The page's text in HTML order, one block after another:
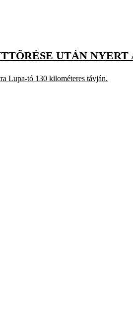
UTÁN
Lupa-tó 130 kilométeres távján.